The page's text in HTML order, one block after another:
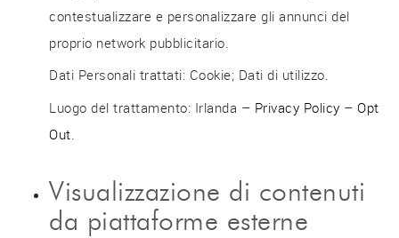
contestualizzare e personalizzare gli annunci del
proprio network pubblicitario.
Dati Personali trattati: Cookie; Dati di utilizzo.
Luogo del trattamento: Irlanda – Privacy Policy – Opt
Out
Visualizzazione di contenuti
da piattaforme esterne